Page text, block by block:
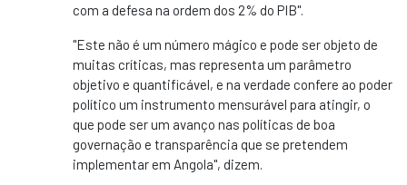
com a defesa na ordem dos 2% do PIB".
"Este não é um número mágico e pode ser objeto de
muitas críticas, mas representa um parâmetro
objetivo e quantificável, e na verdade confere ao poder
político um instrumento mensurável para atingir, o
que pode ser um avanço nas políticas de boa
governação e transparência que se pretendem
implementar em Angola", dizem.